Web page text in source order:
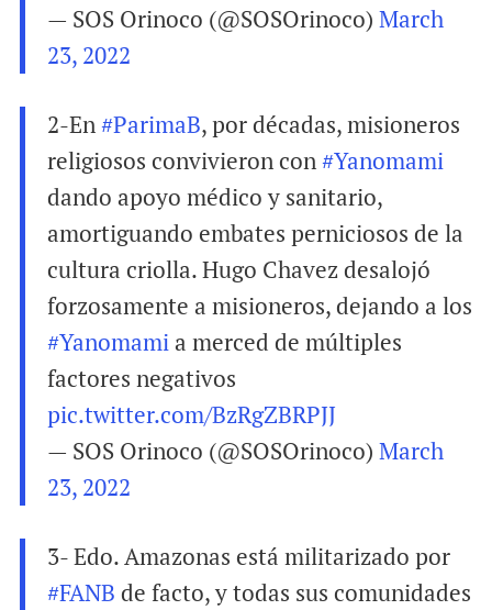
— SOS Orinoco (@SOSOrinoco) March
23, 2022
2-En#ParimaB, por décadas, misioneros
religiosos convivieron con#Yanomami
dando apoyo médico y sanitario,
amortiguando embates perniciosos de la
cultura criolla. Hugo Chavez desalojó
forzosamente a misioneros, dejando a los
#Yanomamia merced de múltiples
factores negativos
pic.twitter.com/BzRgZBRPJJ
— SOS Orinoco (@SOSOrinoco) March
23, 2022
3- Edo. Amazonas está militarizado por
#FANB de facto, y todas sus comunidades